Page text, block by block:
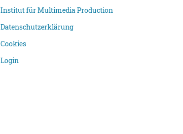
Institut für Multimedia Production
Datenschutzerklärung
Cookies
Login